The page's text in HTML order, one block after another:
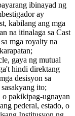
ibinayad ng
ay
kabilang ang mga
na itinalaga sa Cast
mga royalty na
gaya ng mutual
hindi direktang
desisyon sa
ito;
o pakikipag-ugnayan
pederal, estado, o